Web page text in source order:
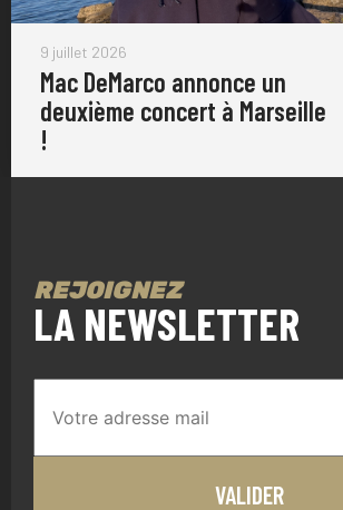
9 juillet 2026
Mac DeMarco annonce un
deuxième concert à Marseille
!
REJOIGNEZ
LA NEWSLETTER